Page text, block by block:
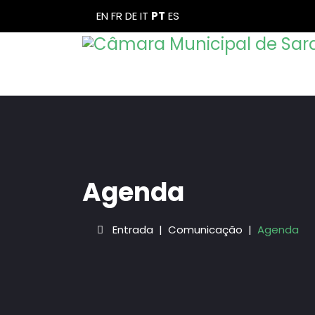
ENFR DEIT PT ES
Agenda
Entrada Comunicação Agenda